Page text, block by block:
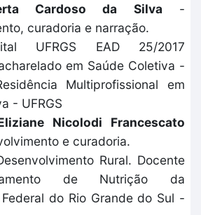
Cardoso da Silva -
curadoria e narração.
UFRGS EAD 25/2017
em Saúde Coletiva -
Multiprofissional em
- UFRGS
Nicolodi Francescato
e curadoria.
Rural. Docente
de Nutrição da
do Rio Grande do Sul -